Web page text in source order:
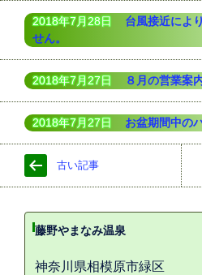
2018年7月28日 台風接近によ
せん。
2018年7月27日 ８月の営業案
2018年7月27日 お盆期間中の
古い記事
藤野やまなみ温泉
神奈川県相模原市緑区